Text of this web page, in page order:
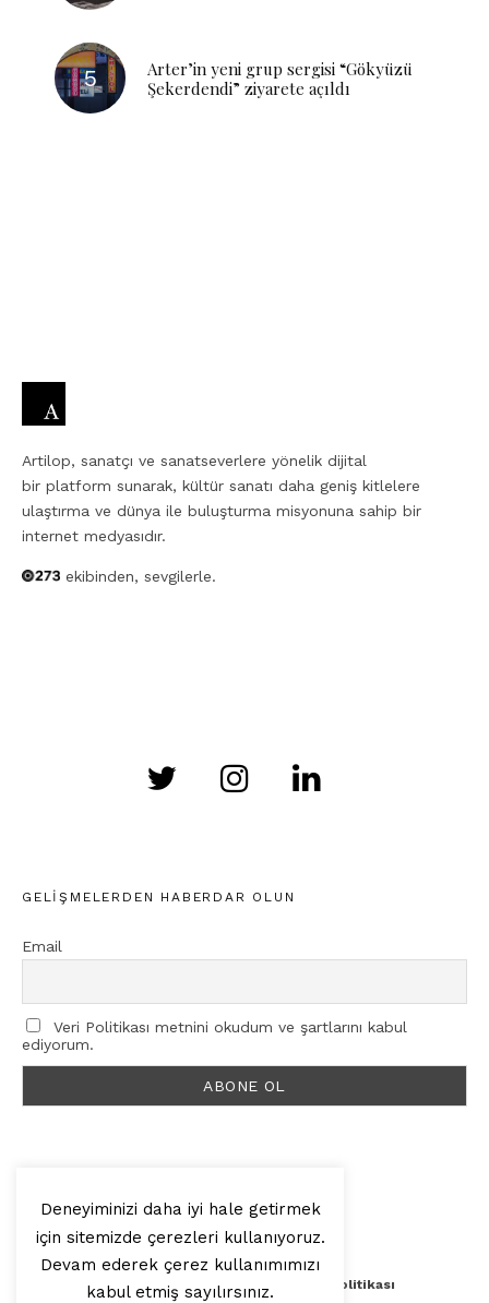
Arter’in yeni grup sergisi “Gökyüzü
Şekerdendi” ziyarete açıldı
Artilop, sanatçı ve sanatseverlere yönelik dijital
bir platform sunarak, kültür sanatı daha geniş kitlelere
ulaştırma ve dünya ile buluşturma misyonuna sahip bir
internet medyasıdır.
ekibinden, sevgilerle.
GELIŞMELERDEN HABERDAR OLUN
Email
Veri Politikası metnini okudum ve şartlarını kabul
ediyorum.
© 2025, Artilop
Künye Yazar Başvurusu Veri Politikası
Deneyiminizi daha iyi hale getirmek
için sitemizde çerezleri kullanıyoruz.
Devam ederek çerez kullanımımızı
kabul etmiş sayılırsınız.